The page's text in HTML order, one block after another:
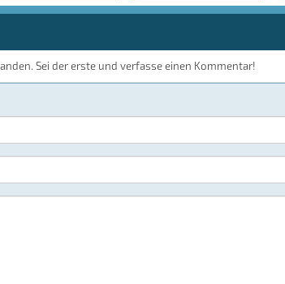
Sei der erste und verfasse einen Kommentar!